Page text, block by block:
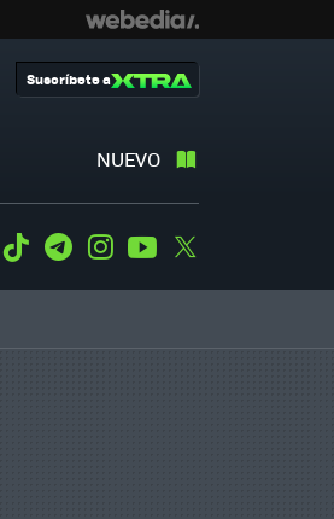
NUEVO
Suscríbete a
WhatsApp
Tiktok TelegramInstagramYoutube